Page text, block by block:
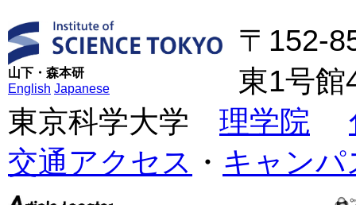
山下・森本研
English Japanese
〒152-
東1号館
東京科学大学 理学院
交通アクセス ・ キャン